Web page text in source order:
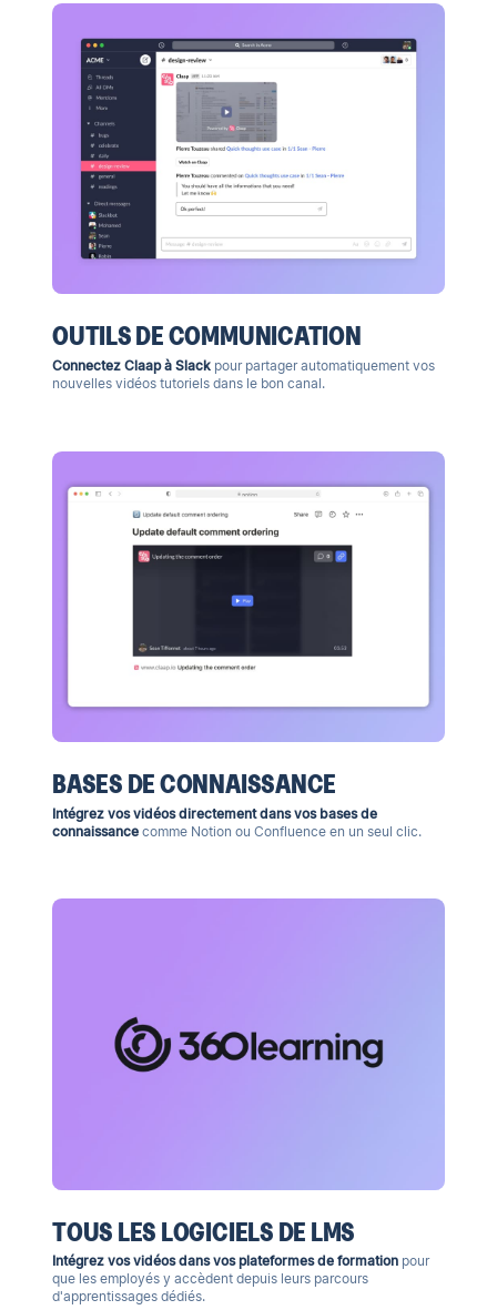
OUTILS DE COMMUNICATION
Connectez Claap à Slack pour partager automatiquement vos
nouvelles vidéos tutoriels dans le bon canal.
BASES DE CONNAISSANCE
Intégrez vos vidéos directement dans vos bases de
connaissancecomme Notion ou Confluence en un seul clic.
TOUS LES LOGICIELS DE LMS
Intégrez vos vidéos dans vos plateformes de formation pour
que les employés y accèdent depuis leurs parcours
d'apprentissages dédiés.